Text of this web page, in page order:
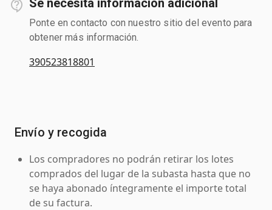
Ponte en contacto con nuestro sitio del evento para
obtener más información.
390523818801
Envío y recogida
Los compradores no podrán retirar los lotes
comprados del lugar de la subasta hasta que no
se haya abonado íntegramente el importe total
de su factura.